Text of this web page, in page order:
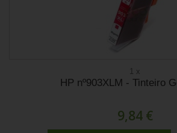
1 x
HP nº903XLM - Tinteiro
9,84 €